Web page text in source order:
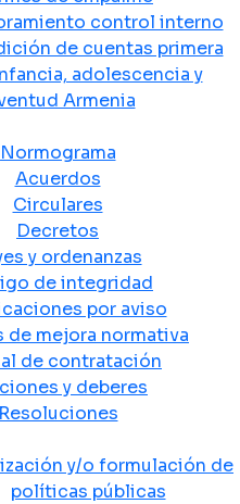
control interno
de cuentas primera
adolescencia y
Armenia
Normograma
Acuerdos
Circulares
Decretos
y ordenanzas
de integridad
por aviso
de mejora normativa
de contratación
y deberes
Resoluciones
y/o formulación de
políticas públicas